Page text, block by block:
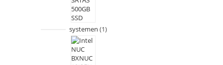
systemen 1